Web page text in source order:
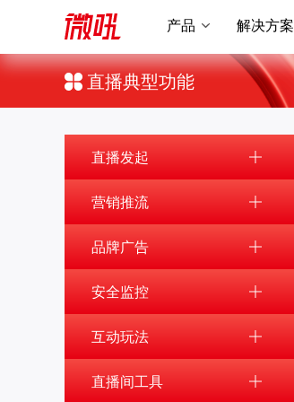
产品 解决方案
直播典型功能
直播发起
营销推流
品牌广告
安全监控
互动玩法
直播间工具